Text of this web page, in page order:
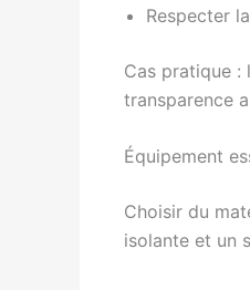
Respecter
Cas pratique :
transparence
Équipement
Choisir du
isolante et un